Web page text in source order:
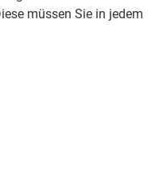
müssen Sie in jedem